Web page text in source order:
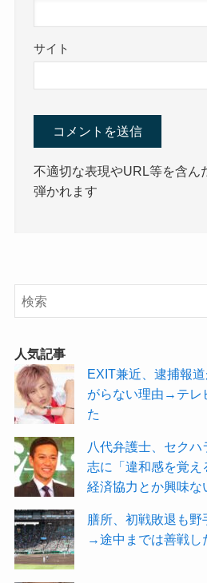
サイト
不適切な表現やURL等を含ん
弾かれます
人気記事
EXIT兼近、逮捕報
がらない理由→テレ
た
八代弁護士、セク
志に「違和感を覚
経済協力とか興味な
膳所、初戦敗退も
→途中までは善戦し